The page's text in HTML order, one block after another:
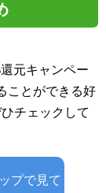
元キャンペー
ことができる好
チェックして
プで見て